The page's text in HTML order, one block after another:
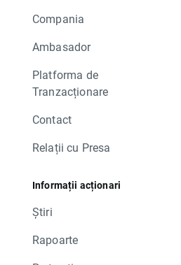
Compania
Ambasador
Platforma de
Tranzacționare
Contact
Relații cu Presa
Informații acționari
Știri
Rapoarte